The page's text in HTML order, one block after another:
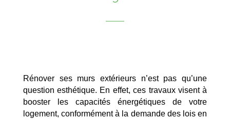
Rénover ses murs extérieurs n’est pas qu’une
question esthétique. En effet, ces travaux visent à
booster les capacités énergétiques de votre
logement, conformément à la demande des lois en